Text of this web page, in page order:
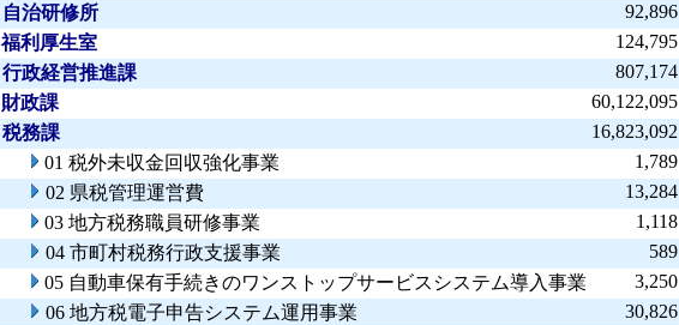
自治研修所
92,896
福利厚生室
124,795
行政経営推進課
807,174
財政課
60,122,095
税務課
16,823,092
01 税外未収金回収強化事業
1,789
02 県税管理運営費
13,284
03 地方税務職員研修事業
1,118
04 市町村税務行政支援事業
589
05 自動車保有手続きのワンストップサービスシステム導入事業
3,250
06 地方税電子申告システム運用事業
30,826